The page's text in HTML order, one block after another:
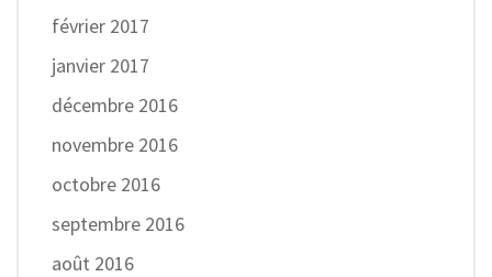
février 2017
janvier 2017
décembre 2016
novembre 2016
octobre 2016
septembre 2016
août 2016